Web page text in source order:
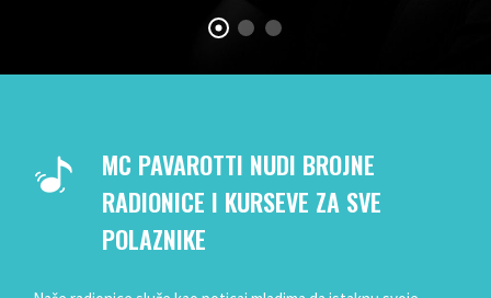
MC PAVAROTTI NUDI BROJNE
RADIONICE I KURSEVE ZA SVE
POLAZNIKE